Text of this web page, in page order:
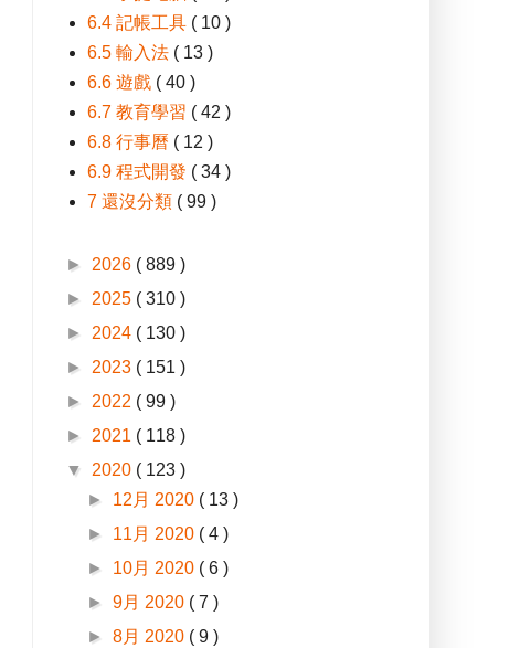
6.4 記帳工具 ( 10 )
6.5 輸入法 ( 13 )
6.6 遊戲 ( 40 )
6.7 教育學習 ( 42 )
6.8 行事曆 ( 12 )
6.9 程式開發 ( 34 )
7 還沒分類 ( 99 )
► 2026 ( 889 )
► 2025 ( 310 )
► 2024 ( 130 )
► 2023 ( 151 )
► 2022 ( 99 )
► 2021 ( 118 )
▼ 2020 ( 123 )
► 12月 2020 ( 13 )
► 11月 2020 ( 4 )
► 10月 2020 ( 6 )
►9月 2020 ( 7 )
►8月 2020 ( 9 )